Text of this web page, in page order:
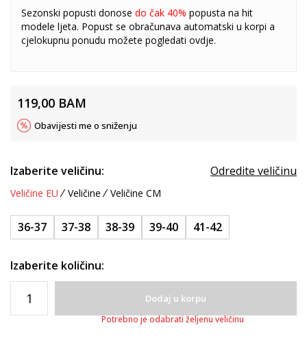
Sezonski popusti donose do čak 40% popusta na hit
modele ljeta. Popust se obračunava automatski u korpi a
cjelokupnu ponudu možete pogledati ovdje.
119,00 BAM
Obavijesti me o sniženju
Izaberite veličinu: Odredite veličinu
Veličine EU Veličine Veličine CM
36-37 37-38 38-39 39-40 41-42
Izaberite količinu:
Dodaj u korpu
Potrebno je odabrati željenu veličinu